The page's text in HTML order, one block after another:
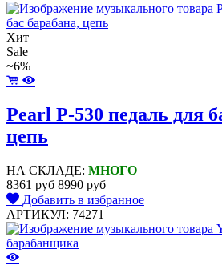
Хит
Sale
~6%
Pearl P-530 педаль для
цепь
НА СКЛАДЕ: МНОГО
8361 руб 8990 руб
Добавить в избранное
АРТИКУЛ: 74271